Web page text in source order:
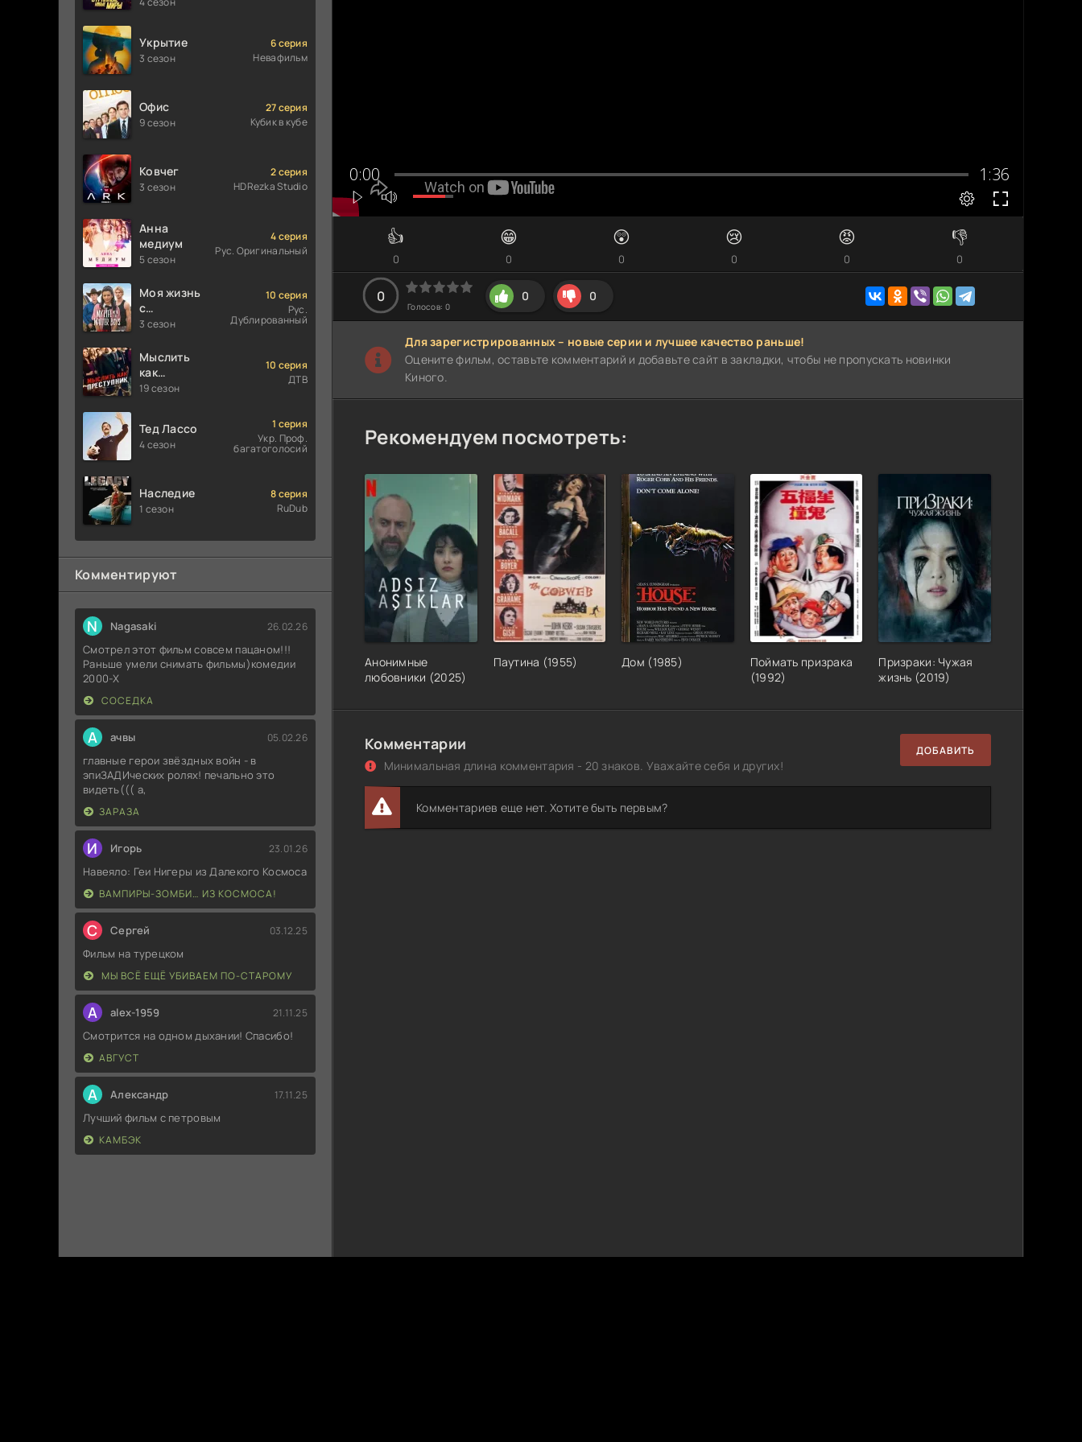
👍
0
😁
0
😲
0
😢
0
😡
0
👎
0
0
Голосов: 0
0 0
Для зарегистрированных – новые серии и лучшее качество раньше!
Оцените фильм, оставьте комментарий и добавьте сайт в закладки, чтобы не пропускать новинки
Киного.
Рекомендуем посмотреть:
Анонимные
любовники (2025)
Паутина (1955) Дом (1985)
Поймать призрака
(1992)
Призраки: Чужая
жизнь (2019)
Комментарии
Минимальная длина комментария - 20 знаков. Уважайте себя и других!
ДОБАВИТЬ
Комментариев еще нет. Хотите быть первым?
Укрытие
3 сезон
6 серия
Невафильм
Офис
9 сезон
27 серия
Кубик в кубе
Ковчег
3 сезон
2 серия
HDRezka Studio
Анна
медиум
5 сезон
4 серия
Рус. Оригинальный
Моя жизнь
с
мальчиками
3 сезон
10 серия
Рус.
Дублированный
Мыслить
как
преступник
19 сезон
10 серия
ДТВ
Тед Лассо
4 сезон
1 серия
Укр. Проф.
багатоголосий
Наследие
1 сезон
8 серия
RuDub
Комментируют
N Nagasaki 26.02.26
Смотрел этот фильм совсем пацаном!!!
Раньше умели снимать фильмы)комедии
2000-X
СОСЕДКА
А ачвы 05.02.26
главные герои звёздных войн - в
эпиЗАДИческих ролях! печально это
видеть((( а,
ЗАРАЗА
И Игорь 23.01.26
Навеяло: Геи Нигеры из Далекого Космоса
ВАМПИРЫ-ЗОМБИ… ИЗ КОСМОСА!
С Сергей 03.12.25
Фильм на турецком
МЫ ВСЁ ЕЩЁ УБИВАЕМ ПО-СТАРОМУ
A alex-1959 21.11.25
Смотрится на одном дыхании! Спасибо!
АВГУСТ
А Александр 17.11.25
Лучший фильм с петровым
КАМБЭК